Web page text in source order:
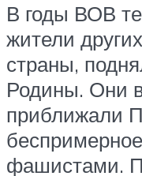
В годы ВОВ
жители
страны,
Родины. Они
приближали
фашистами.